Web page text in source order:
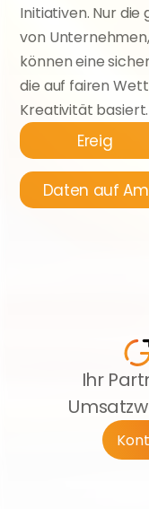
Initiativen. Nur
von
können eine
die auf fairen
Kreativität basiert.
Ereignisse
Daten auf
Ihr